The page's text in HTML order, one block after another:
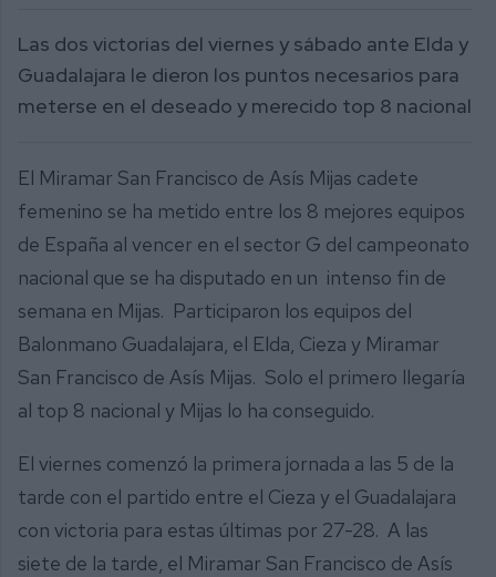
Las dos victorias del viernes y sábado ante Elda y
Guadalajara le dieron los puntos necesarios para
meterse en el deseado y merecido top 8 nacional
El Miramar San Francisco de Asís Mijas cadete
femenino se ha metido entre los 8 mejores equipos
de España al vencer en el sector G del campeonato
nacional que se ha disputado en un intenso fin de
semana en Mijas. Participaron los equipos del
Balonmano Guadalajara, el Elda, Cieza y Miramar
San Francisco de Asís Mijas. Solo el primero llegaría
al top 8 nacional y Mijas lo ha conseguido.
El viernes comenzó la primera jornada a las 5 de la
tarde con el partido entre el Cieza y el Guadalajara
con victoria para estas últimas por 27-28. A las
siete de la tarde, el Miramar San Francisco de Asís